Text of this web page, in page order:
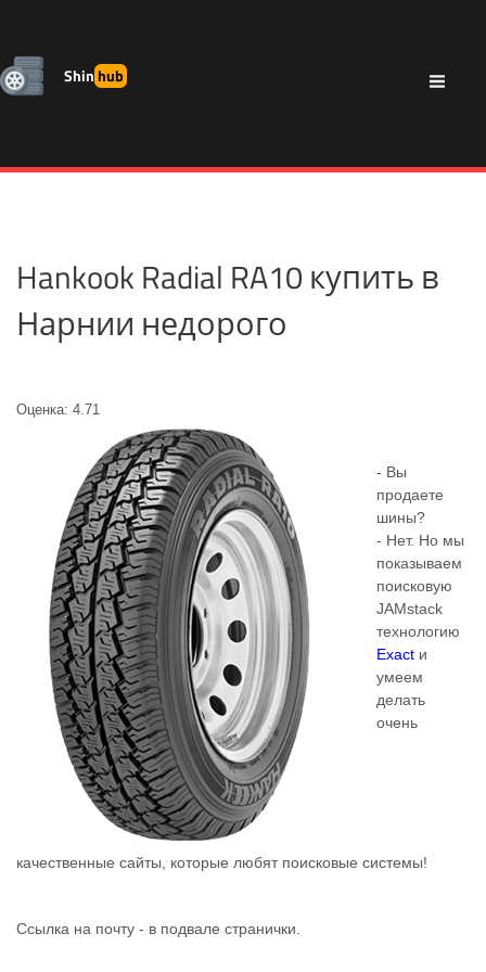
Shinhub
Hankook Radial RA10 купить в
Нарнии недорого
Оценка: 4.71
- Вы
продаете
шины?
- Нет. Но мы
показываем
поисковую
JAMstack
технологию
Exact и
умеем
делать
очень
качественные сайты, которые любят поисковые системы!
Ссылка на почту - в подвале странички.